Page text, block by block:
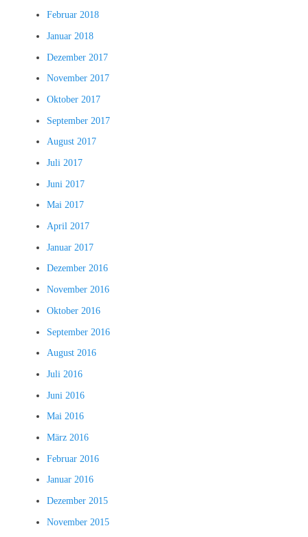
Februar 2018
Januar 2018
Dezember 2017
November 2017
Oktober 2017
September 2017
August 2017
Juli 2017
Juni 2017
Mai 2017
April 2017
Januar 2017
Dezember 2016
November 2016
Oktober 2016
September 2016
August 2016
Juli 2016
Juni 2016
Mai 2016
März 2016
Februar 2016
Januar 2016
Dezember 2015
November 2015